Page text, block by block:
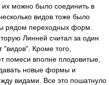
их можно было соединить в
видов тоже было
рядом переходных форм.
Линней считал за один
"видов". Кроме того,
помеси вполне плодовитые,
новые формы и
видами. Все это пошатнуло